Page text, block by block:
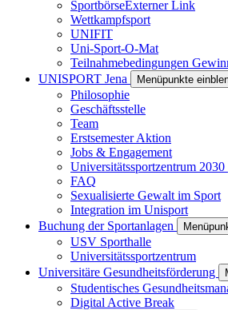
SportbörseExterner Link
Wettkampfsport
UNIFIT
Uni-Sport-O-Mat
Teilnahmebedingungen
UNISPORT Jena
Menüpunkte
Philosophie
Geschäftsstelle
Team
Erstsemester Aktion
Jobs & Engagement
Universitätssportzentrum 2030
FAQ
Sexualisierte Gewalt im Sport
Integration im Unisport
Buchung der Sportanlagen
USV Sporthalle
Universitätssportzentrum
Universitäre Gesundheitsförderung
Studentisches
Digital Active Break